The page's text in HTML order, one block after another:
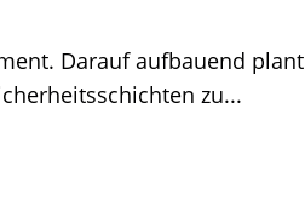
Darauf aufbauend plant
zu...